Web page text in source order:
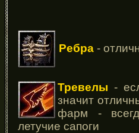
Ребра -
Тревелы -
значит
фарм -
летучие сапоги